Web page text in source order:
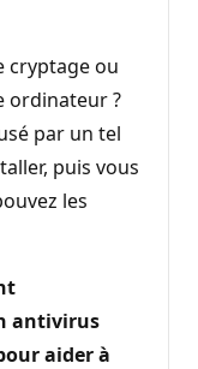
cryptage ou
ordinateur ?
par un tel
puis vous
les
antivirus
aider à